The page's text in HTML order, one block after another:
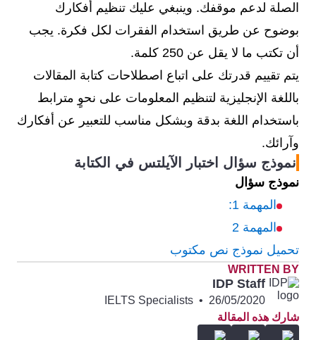
الصلة لدعم موقفك. وينبغي عليك تنظيم أفكارك
بوضوح عن طريق استخدام الفقرات لكل فكرة. يجب
أن تكتب ما لا يقل عن 250 كلمة.
يتم تقييم قدرتك على اتباع اصطلاحات كتابة المقالات
باللغة الإنجليزية لتنظيم المعلومات على نحوٍ مترابط
باستخدام اللغة بدقة وبشكل مناسب للتعبير عن أفكارك
وآرائك.
نموذج سؤال اختبار الآيلتس في الكتابة
نموذج سؤال
المهمة 1:
المهمة 2
تحميل نموذج نص مكتوب
WRITTEN BY
IDP Staff
26/05/2020
•
IELTS Specialists
شارك هذه المقالة